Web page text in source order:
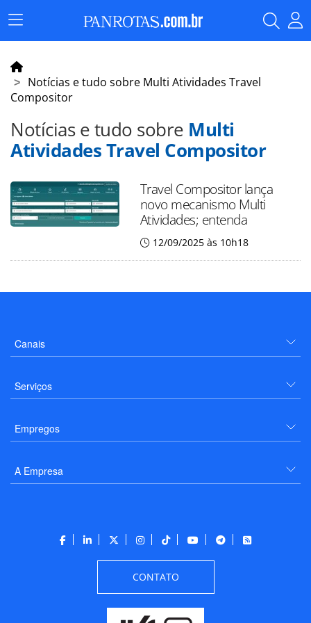
Menu
Principal
Notícias e tudo sobre Multi Atividades Travel
Compositor
Notícias e tudo sobre Multi
Atividades Travel Compositor
Travel Compositor lança
novo mecanismo Multi
Atividades; entenda
12/09/2025 às 10h18
Canais
Serviços
Empregos
A Empresa
CONTATO